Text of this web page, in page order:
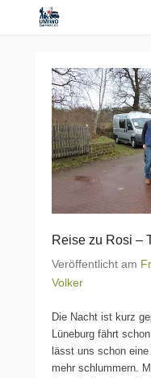
Reise zu Rosi –
Veröffentlicht am
Volker
Die Nacht ist kurz
Lüneburg fährt
lässt uns schon
mehr schlummern.